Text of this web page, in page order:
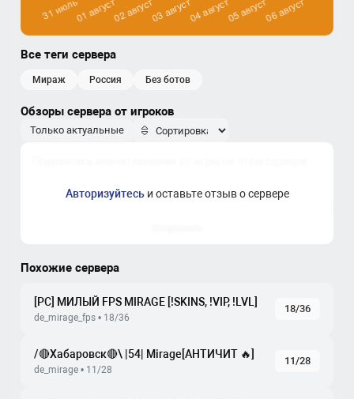
Все теги сервера
мираж россия без ботов
Обзоры сервера от игроков
Только актуальные
Авторизуйтесьи оставьте отзыв о сервере
Похожие сервера
[РС] МИЛЫЙ FPS MIRAGE [!SKINS, !VIP, !LVL]
de_mirage_fps • 18/36
18/36
/🔴Хабаровск🔴\ |54| Mirage[AHTИЧИT 🔥]
de_mirage • 11/28
11/28